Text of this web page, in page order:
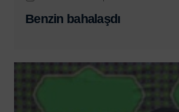
Benzin bahalaşdı